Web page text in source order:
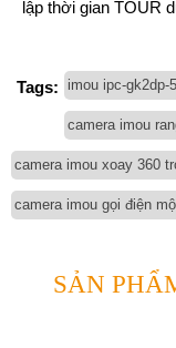
lập thời gian TOUR
Tags: imou ipc-gk2dp-
camera imou
camera imou xoay 360
camera imou gọi điện
SẢN